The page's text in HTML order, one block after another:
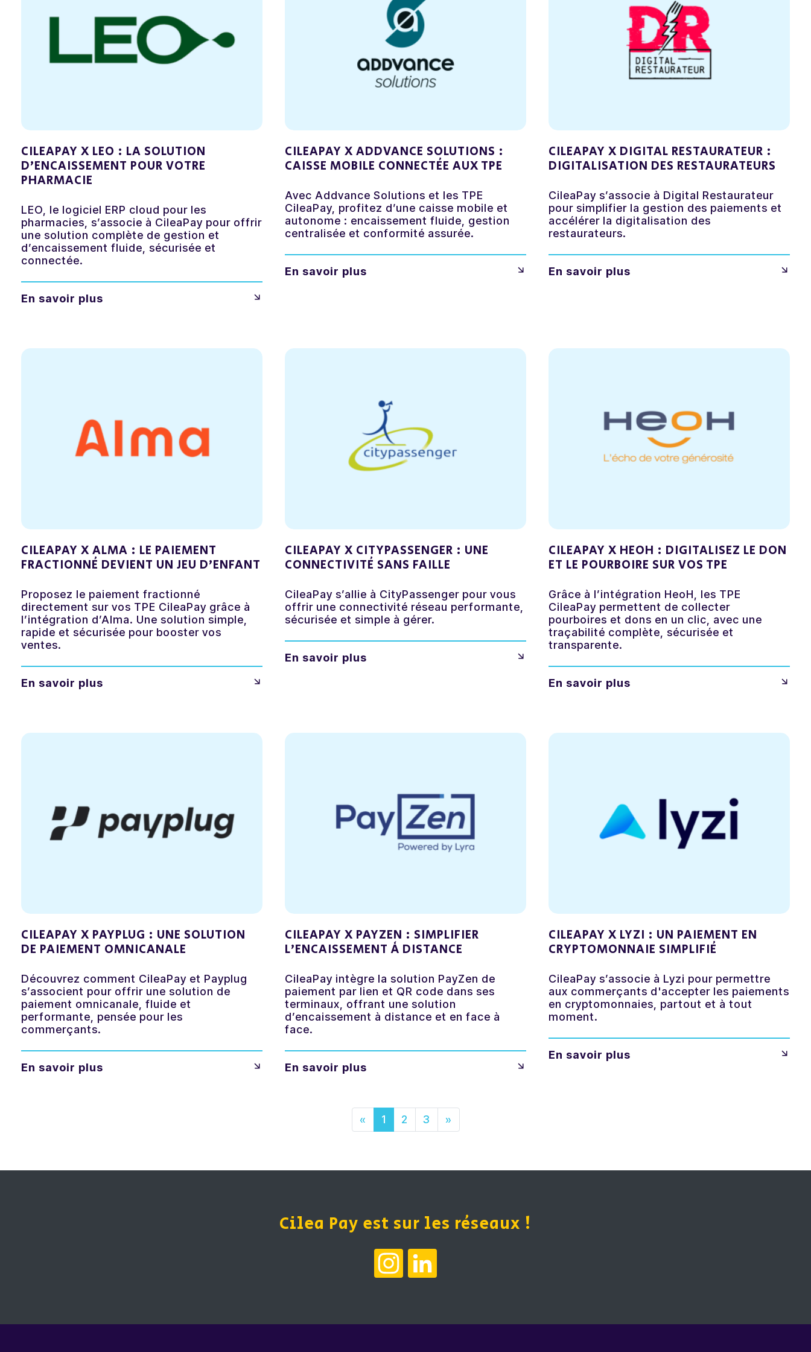
CILEAPAY X LEO : LA SOLUTION
D’ENCAISSEMENT POUR VOTRE
PHARMACIE
LEO, le logiciel ERP cloud pour les
pharmacies, s’associe à CileaPay pour offrir
une solution complète de gestion et
d’encaissement fluide, sécurisée et
connectée.
En savoir plus
CILEAPAY X ADDVANCE SOLUTIONS :
CAISSE MOBILE CONNECTÉE AUX TPE
Avec Addvance Solutions et les TPE
CileaPay, profitez d’une caisse mobile et
autonome : encaissement fluide, gestion
centralisée et conformité assurée.
En savoir plus
CILEAPAY X DIGITAL RESTAURATEUR :
DIGITALISATION DES RESTAURATEURS
CileaPay s’associe à Digital Restaurateur
pour simplifier la gestion des paiements et
accélérer la digitalisation des
restaurateurs.
En savoir plus
CILEAPAY X ALMA : LE PAIEMENT
FRACTIONNÉ DEVIENT UN JEU D’ENFANT
Proposez le paiement fractionné
directement sur vos TPE CileaPay grâce à
l’intégration d’Alma. Une solution simple,
rapide et sécurisée pour booster vos
ventes.
En savoir plus
CILEAPAY X CITYPASSENGER : UNE
CONNECTIVITÉ SANS FAILLE
CileaPay s’allie à CityPassenger pour vous
offrir une connectivité réseau performante,
sécurisée et simple à gérer.
En savoir plus
CILEAPAY X HEOH : DIGITALISEZ LE DON
ET LE POURBOIRE SUR VOS TPE
Grâce à l’intégration HeoH, les TPE
CileaPay permettent de collecter
pourboires et dons en un clic, avec une
traçabilité complète, sécurisée et
transparente.
En savoir plus
CILEAPAY X PAYPLUG : UNE SOLUTION
DE PAIEMENT OMNICANALE
Découvrez comment CileaPay et Payplug
s’associent pour offrir une solution de
paiement omnicanale, fluide et
performante, pensée pour les
commerçants.
En savoir plus
CILEAPAY X PAYZEN : SIMPLIFIER
L’ENCAISSEMENT À DISTANCE
CileaPay intègre la solution PayZen de
paiement par lien et QR code dans ses
terminaux, offrant une solution
d’encaissement à distance et en face à
face.
En savoir plus
CILEAPAY X LYZI : UN PAIEMENT EN
CRYPTOMONNAIE SIMPLIFIÉ
CileaPay s’associe à Lyzi pour permettre
aux commerçants d'accepter les paiements
en cryptomonnaies, partout et à tout
moment.
En savoir plus
« 1 2 3 »
Cilea Pay est sur les réseaux !
Instagram